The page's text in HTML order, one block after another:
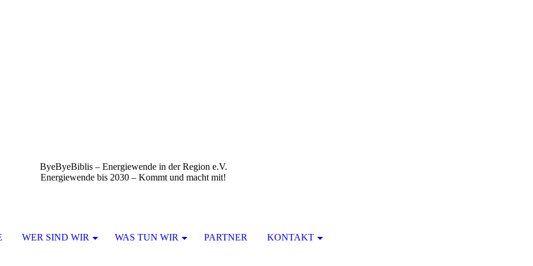
ByeByeBiblis – Energiewende in der Region e.V.
Energiewende bis 2030 – Kommt und macht mit!
WER SIND WIR WAS TUN WIR PARTNER KONTAKT